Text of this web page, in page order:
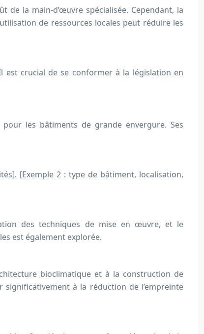
la main-d’œuvre spécialisée. Cependant, la
de ressources locales peut réduire les
est crucial de se conformer à la législation en
les bâtiments de grande envergure. Ses
[Exemple 2 : type de bâtiment, localisation,
des techniques de mise en œuvre, et le
est également explorée.
bioclimatique et à la construction de
à la réduction de l’empreinte